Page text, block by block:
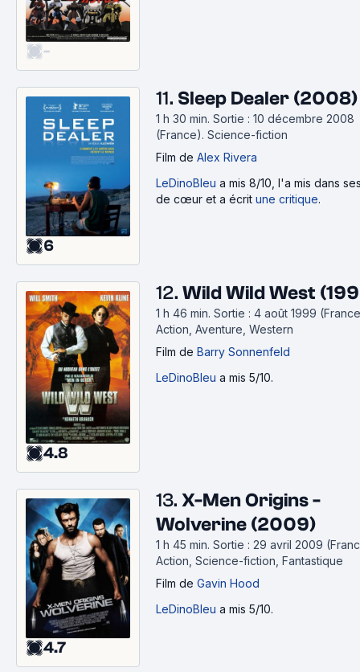
-
6
11. Sleep Dealer (2008)
1 h 30 min. Sortie : 10 décembre 2008
(France). Science-fiction
Film de Alex Rivera
LeDinoBleu a mis 8/10, l'a mis dans
de cœur et a écrit une critique.
4.8
12. Wild Wild West
1 h 46 min. Sortie : 4 août 1999
Action, Aventure, Western
Film de Barry Sonnenfeld
LeDinoBleu a mis 5/10.
4.7
13. X-Men Origins -
Wolverine (2009)
1 h 45 min. Sortie : 29 avril 2009
Action, Science-fiction, Fantastique
Film de Gavin Hood
LeDinoBleu a mis 5/10.